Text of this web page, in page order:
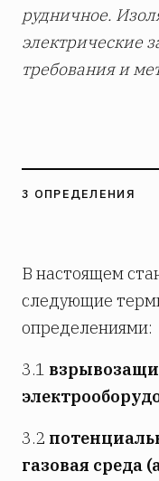
рудничное.
электрические
требования и
3 ОПРЕДЕЛЕНИЯ
В настоящем
следующие
определениями:
3.1
3.2
газовая среда